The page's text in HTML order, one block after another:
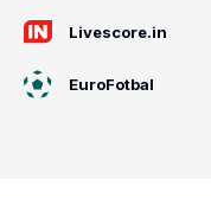
Livescore.in
EuroFotbal